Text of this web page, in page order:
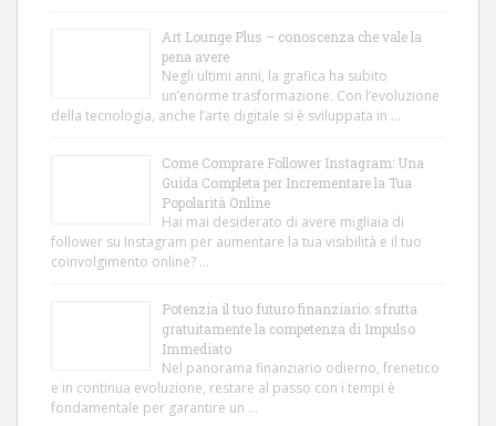
Art Lounge Plus – conoscenza che vale la
pena avere
Negli ultimi anni, la grafica ha subito
un’enorme trasformazione. Con l’evoluzione
della tecnologia, anche l’arte digitale si è sviluppata in …
Come Comprare Follower Instagram: Una
Guida Completa per Incrementare la Tua
Popolarità Online
Hai mai desiderato di avere migliaia di
follower su Instagram per aumentare la tua visibilità e il tuo
coinvolgimento online? …
Potenzia il tuo futuro finanziario: sfrutta
gratuitamente la competenza di Impulso
Immediato
Nel panorama finanziario odierno, frenetico
e in continua evoluzione, restare al passo con i tempi è
fondamentale per garantire un …